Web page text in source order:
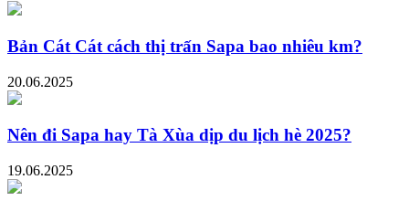
Bản Cát Cát cách thị trấn Sapa bao nhiêu km?
20.06.2025
Nên đi Sapa hay Tà Xùa dịp du lịch hè 2025?
19.06.2025